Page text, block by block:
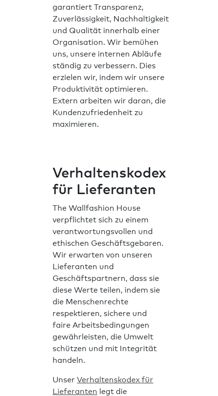
garantiert Transparenz,
Zuverlässigkeit, Nachhaltigkeit
und Qualität innerhalb einer
Organisation. Wir bemühen
uns, unsere internen Abläufe
ständig zu verbessern. Dies
erzielen wir, indem wir unsere
Produktivität optimieren.
Extern arbeiten wir daran, die
Kundenzufriedenheit zu
maximieren.
Verhaltenskodex
für Lieferanten
The Wallfashion House
verpflichtet sich zu einem
verantwortungsvollen und
ethischen Geschäftsgebaren.
Wir erwarten von unseren
Lieferanten und
Geschäftspartnern, dass sie
diese Werte teilen, indem sie
die Menschenrechte
respektieren, sichere und
faire Arbeitsbedingungen
gewährleisten, die Umwelt
schützen und mit Integrität
handeln.
Unser Verhaltenskodex für
Lieferanten legt die